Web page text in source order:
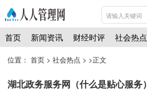
首页 新闻资讯 财经时评 社会热点
位置： 首页 > 社会热点 > >正文
湖北政务服务网（什么是贴心服务）